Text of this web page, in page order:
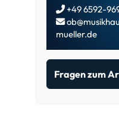
+49 6592-
mueller.de
Fragen zum